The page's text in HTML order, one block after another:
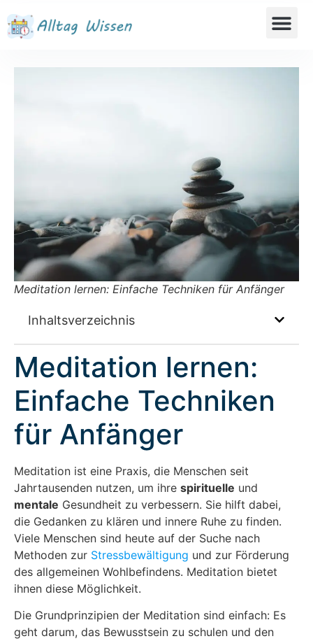
Meditation lernen: Einfache Techniken für Anfänger
Inhaltsverzeichnis
Meditation lernen:
Einfache Techniken
für Anfänger
Meditation ist eine Praxis, die Menschen seit
Jahrtausenden nutzen, um ihre spirituelle und
mentale Gesundheit zu verbessern. Sie hilft dabei,
die Gedanken zu klären und innere Ruhe zu finden.
Viele Menschen sind heute auf der Suche nach
Methoden zur Stressbewältigung und zur Förderung
des allgemeinen Wohlbefindens. Meditation bietet
ihnen diese Möglichkeit.
Die Grundprinzipien der Meditation sind einfach: Es
geht darum, das Bewusstsein zu schulen und den